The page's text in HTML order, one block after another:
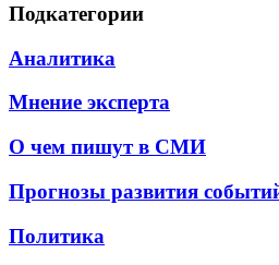
Подкатегории
Аналитика
Мнение эксперта
О чем пишут в СМИ
Прогнозы развития
Политика